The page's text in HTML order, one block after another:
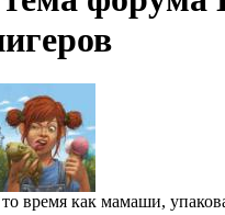
время как мамаши,